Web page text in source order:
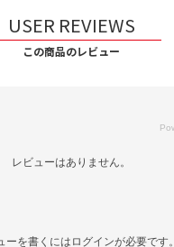
USER REVIEWS
この商品のレビュー
レビューはありません。
ーを書くには ログインが必要です。